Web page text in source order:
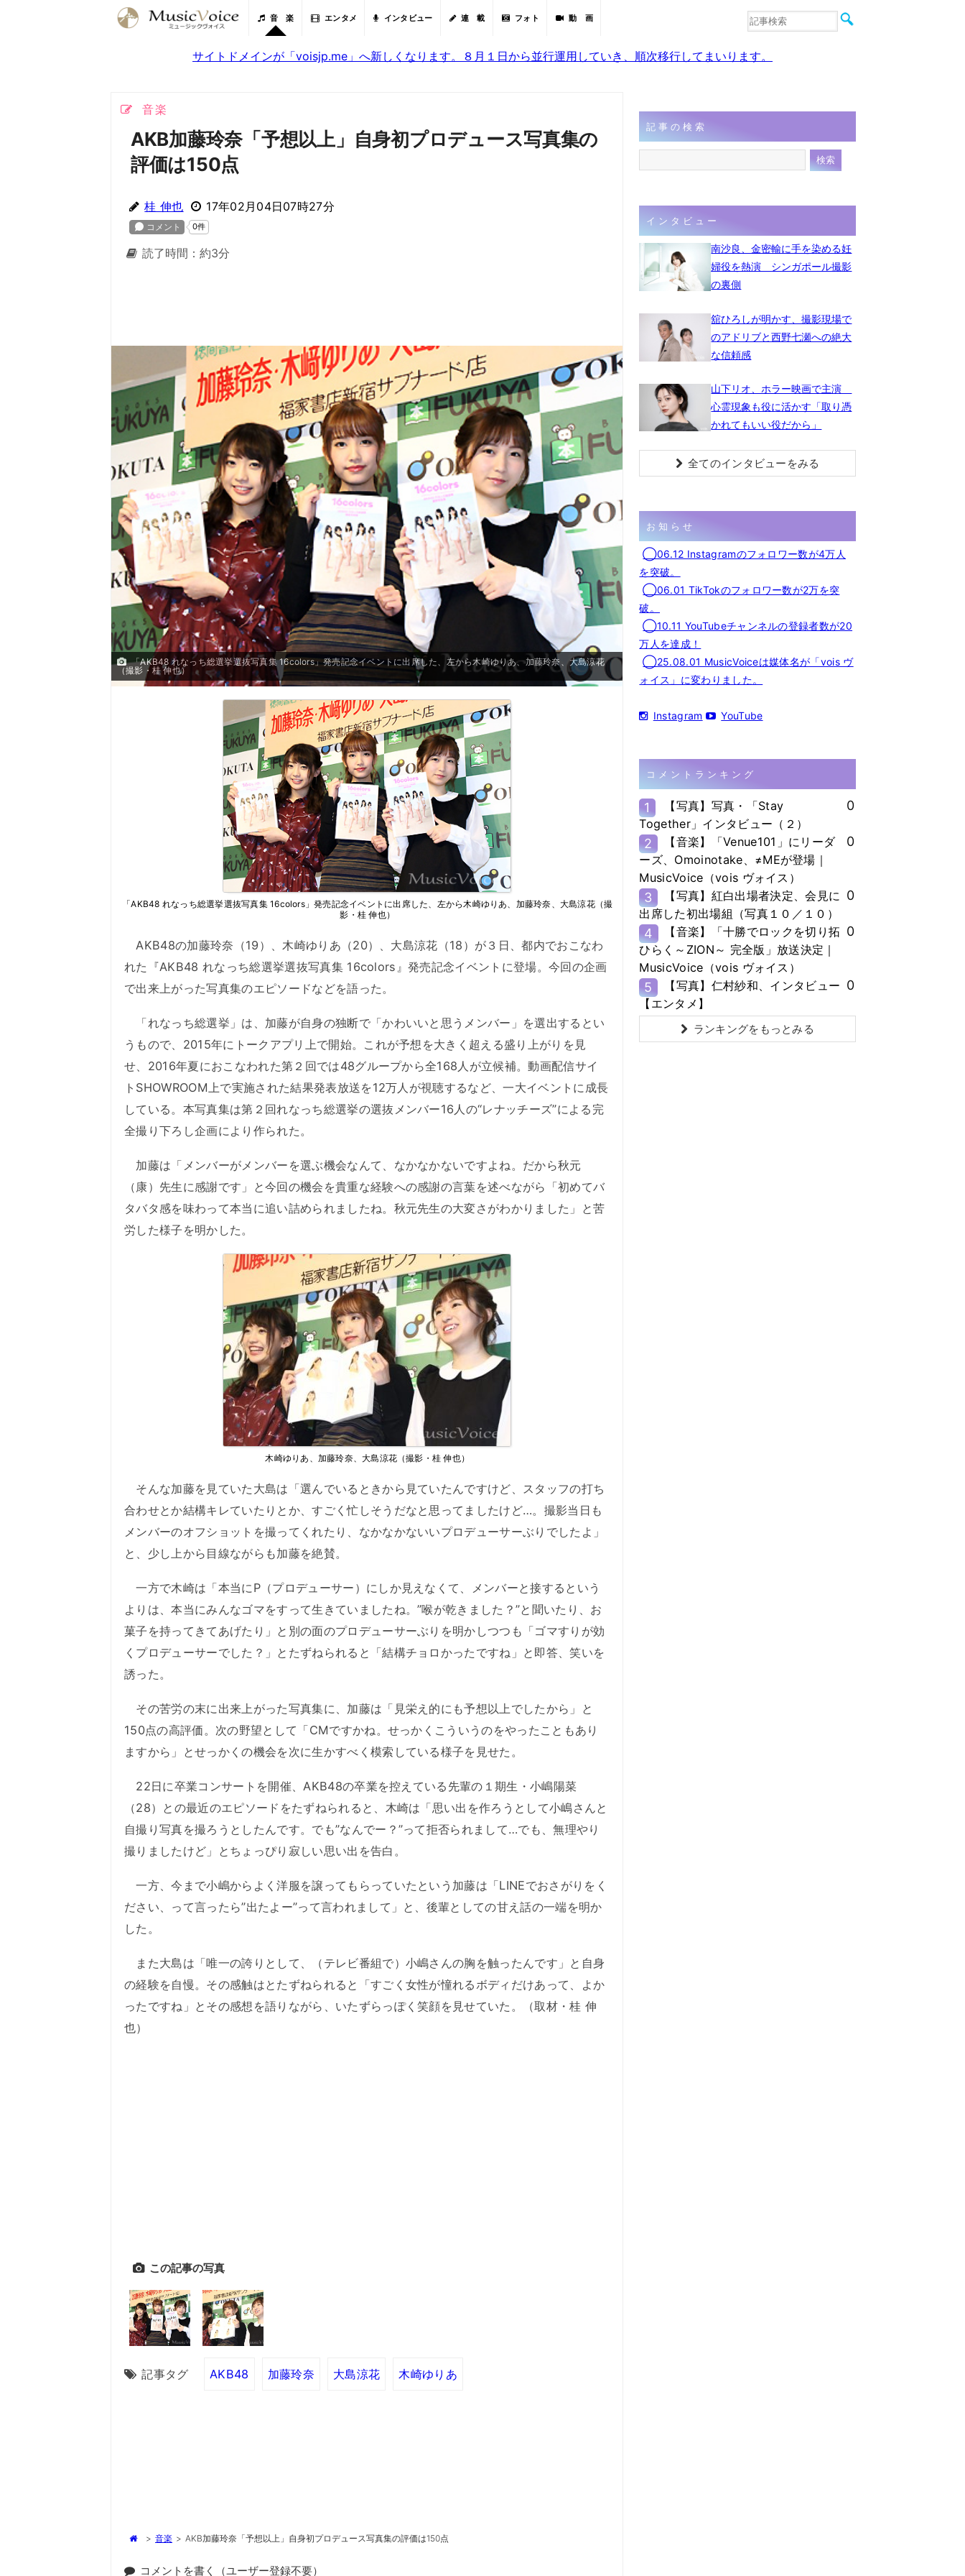
音 楽 エンタメ インタビュー 連 載 フォト 動 画
音楽
サイトドメインが「voisjp.me」へ新しくなります。８月１日から並行運用していき、順次移行してまいります。
音楽
AKB加藤玲奈「予想以上」自身初プロデュース写真集の
評価は150点
桂 伸也 17年02月04日07時27分
読了時間：約3分
「AKB48 れなっち総選挙選抜写真集 16colors」発売記念イベントに出席した、左から木崎ゆりあ、加藤玲奈、大島涼花
（撮影・桂 伸也）
「AKB48 れなっち総選挙選抜写真集 16colors」発売記念イベントに出席した、左から木崎ゆりあ、加藤玲奈、大島涼花（撮
影・桂 伸也）
AKB48の加藤玲奈（19）、木崎ゆりあ（20）、大島涼花（18）が３日、都内でおこなわ
れた『AKB48 れなっち総選挙選抜写真集 16colors』発売記念イベントに登場。今回の企画
で出来上がった写真集のエピソードなどを語った。
「れなっち総選挙」は、加藤が自身の独断で「かわいいと思うメンバー」を選出するとい
うもので、2015年にトークアプリ上で開始。これが予想を大きく超える盛り上がりを見
せ、2016年夏におこなわれた第２回では48グループから全168人が立候補。動画配信サイ
トSHOWROOM上で実施された結果発表放送を12万人が視聴するなど、一大イベントに成長
している。本写真集は第２回れなっち総選挙の選抜メンバー16人の“レナッチーズ”による完
全撮り下ろし企画により作られた。
加藤は「メンバーがメンバーを選ぶ機会なんて、なかなかないですよね。だから秋元
（康）先生に感謝です」と今回の機会を貴重な経験への感謝の言葉を述べながら「初めてバ
タバタ感を味わって本当に追い詰められましたね。秋元先生の大変さがわかりました」と苦
労した様子を明かした。
木崎ゆりあ、加藤玲奈、大島涼花（撮影・桂 伸也）
そんな加藤を見ていた大島は「選んでいるときから見ていたんですけど、スタッフの打ち
合わせとか結構キレていたりとか、すごく忙しそうだなと思ってましたけど…。撮影当日も
メンバーのオフショットを撮ってくれたり、なかなかないいプロデューサーぶりでしたよ」
と、少し上から目線ながらも加藤を絶賛。
一方で木崎は「本当にP（プロデューサー）にしか見えなくて、メンバーと接するという
よりは、本当にみんなゴマをすって生きていましたね。”喉が乾きました？”と聞いたり、お
菓子を持ってきてあげたり」と別の面のプロデューサーぶりを明かしつつも「ゴマすりが効
くプロデューサーでした？」とたずねられると「結構チョロかったですね」と即答、笑いを
誘った。
その苦労の末に出来上がった写真集に、加藤は「見栄え的にも予想以上でしたから」と
150点の高評価。次の野望として「CMですかね。せっかくこういうのをやったこともあり
ますから」とせっかくの機会を次に生かすべく模索している様子を見せた。
22日に卒業コンサートを開催、AKB48の卒業を控えている先輩の１期生・小嶋陽菜
（28）との最近のエピソードをたずねられると、木崎は「思い出を作ろうとして小嶋さんと
自撮り写真を撮ろうとしたんです。でも”なんでー？”って拒否られまして…でも、無理やり
撮りましたけど」とちょっぴり寂しい思い出を告白。
一方、今まで小嶋からよく洋服を譲ってもらっていたという加藤は「LINEでおさがりをく
ださい、って言ったら”出たよー”って言われまして」と、後輩としての甘え話の一端を明か
した。
また大島は「唯一の誇りとして、（テレビ番組で）小嶋さんの胸を触ったんです」と自身
の経験を自慢。その感触はとたずねられると「すごく女性が憧れるボディだけあって、よか
ったですね」とその感想を語りながら、いたずらっぽく笑顔を見せていた。（取材・桂 伸
也）
この記事の写真
記事タグ AKB48 加藤玲奈 大島涼花 木崎ゆりあ
> 音楽 > AKB加藤玲奈「予想以上」自身初プロデュース写真集の評価は150点
コメントを書く（ユーザー登録不要）
記事の検索
インタビュー
南沙良、金密輸に手を染める妊
婦役を熱演 シンガポール撮影
の裏側
舘ひろしが明かす、撮影現場で
のアドリブと西野七瀬への絶大
な信頼感
山下リオ、ホラー映画で主演
心霊現象も役に活かす「取り憑
かれてもいい役だから」
全てのインタビューをみる
お知らせ
◯06.12 Instagramのフォロワー数が4万人
を突破。
◯06.01 TikTokのフォロワー数が2万を突
破。
◯10.11 YouTubeチャンネルの登録者数が20
万人を達成！
◯25.08.01 MusicVoiceは媒体名が「vois ヴ
ォイス」に変わりました。
Instagram YouTube
コメントランキング
1
【写真】写真・「Stay
Together」インタビュー（２）
0
2
【音楽】「Venue101」にリーダ
ーズ、Omoinotake、≠MEが登場｜
MusicVoice（vois ヴォイス）
0
3
【写真】紅白出場者決定、会見に
出席した初出場組（写真１０／１０）
0
4
【音楽】「十勝でロックを切り拓
ひらく～ZION～ 完全版」放送決定｜
MusicVoice（vois ヴォイス）
0
5
【写真】仁村紗和、インタビュー
【エンタメ】
0
ランキングをもっとみる